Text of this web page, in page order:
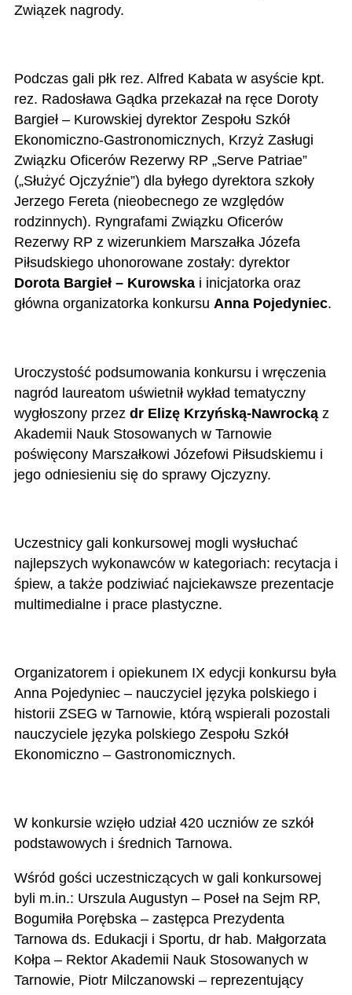
Związek nagrody.
Podczas gali płk rez. Alfred Kabata w asyście kpt.
rez. Radosława Gądka przekazał na ręce Doroty
Bargieł – Kurowskiej dyrektor Zespołu Szkół
Ekonomiczno-Gastronomicznych, Krzyż Zasługi
Związku Oficerów Rezerwy RP „Serve Patriae”
(„Służyć Ojczyźnie”) dla byłego dyrektora szkoły
Jerzego Fereta (nieobecnego ze względów
rodzinnych). Ryngrafami Związku Oficerów
Rezerwy RP z wizerunkiem Marszałka Józefa
Piłsudskiego uhonorowane zostały: dyrektor
Dorota Bargieł – Kurowska i inicjatorka oraz
główna organizatorka konkursu Anna Pojedyniec.
Uroczystość podsumowania konkursu i wręczenia
nagród laureatom uświetnił wykład tematyczny
wygłoszony przez dr Elizę Krzyńską-Nawrockąz
Akademii Nauk Stosowanych w Tarnowie
poświęcony Marszałkowi Józefowi Piłsudskiemu i
jego odniesieniu się do sprawy Ojczyzny.
Uczestnicy gali konkursowej mogli wysłuchać
najlepszych wykonawców w kategoriach: recytacja i
śpiew, a także podziwiać najciekawsze prezentacje
multimedialne i prace plastyczne.
Organizatorem i opiekunem IX edycji konkursu była
Anna Pojedyniec – nauczyciel języka polskiego i
historii ZSEG w Tarnowie, którą wspierali pozostali
nauczyciele języka polskiego Zespołu Szkół
Ekonomiczno – Gastronomicznych.
W konkursie wzięło udział 420 uczniów ze szkół
podstawowych i średnich Tarnowa.
Wśród gości uczestniczących w gali konkursowej
byli m.in.: Urszula Augustyn – Poseł na Sejm RP,
Bogumiła Porębska – zastępca Prezydenta
Tarnowa ds. Edukacji i Sportu, dr hab. Małgorzata
Kołpa – Rektor Akademii Nauk Stosowanych w
Tarnowie, Piotr Milczanowski – reprezentujący